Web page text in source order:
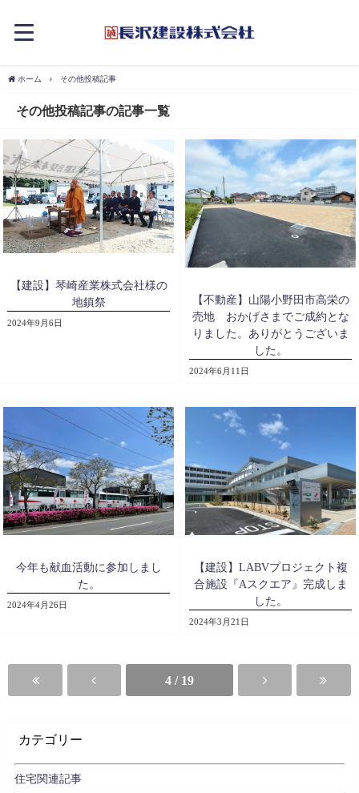
ホーム その他投稿記事
その他投稿記事の記事一覧
【建設】琴崎産業株式会社様の
地鎮祭
2024年9月6日
【不動産】山陽小野田市高栄の
売地 おかげさまでご成約とな
りました。ありがとうございま
した。
2024年6月11日
今年も献血活動に参加しまし
た。
2024年4月26日
【建設】LABVプロジェクト複
合施設『Aスクエア』完成しま
した。
2024年3月21日
4 / 19
カテゴリー
住宅関連記事